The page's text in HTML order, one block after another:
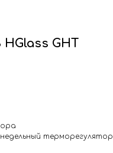
GHT
терморегулятор